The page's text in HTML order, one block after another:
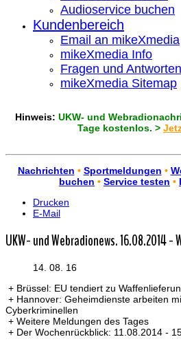
Audioservice buchen
Kundenbereich
Email an mikeXmedia
mikeXmedia Info
Fragen und Antworten
mikeXmedia Sitemap
Hinweis: UKW- und
Tage kostenlos. >
Nachrichten • Sportmeldungen •
buchen • Service testen •
Drucken
E-Mail
UKW- und Webradionews. 16.08.2014 -
14. 08. 16
+ Brüssel: EU tendiert zu
+ Hannover: Geheimdienste arbeiten
Cyberkriminellen
+ Weitere Meldungen des Tages
+ Der Wochenrückblick: 11.08.2014 -